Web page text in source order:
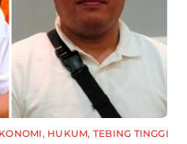
, HUKUM, TEBING TINGGI